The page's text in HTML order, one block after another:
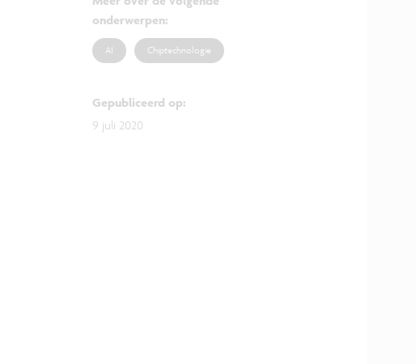
onderwerpen:
AI Chiptechnologie
Gepubliceerd op:
9 juli 2020